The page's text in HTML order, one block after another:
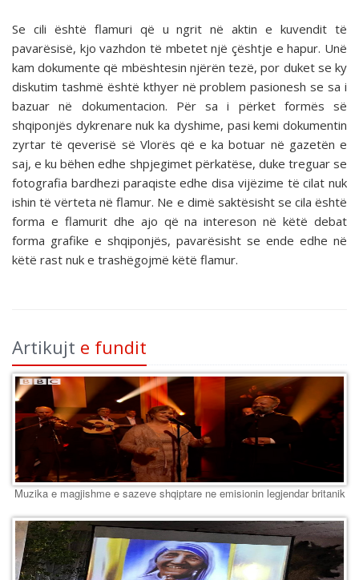
Se cili është flamuri që u ngrit në aktin e kuvendit të
pavarësisë, kjo vazhdon të mbetet një çështje e hapur. Unë
kam dokumente që mbështesin njërën tezë, por duket se ky
diskutim tashmë është kthyer në problem pasionesh se sa i
bazuar në dokumentacion. Për sa i përket formës së
shqiponjës dykrenare nuk ka dyshime, pasi kemi dokumentin
zyrtar të qeverisë së Vlorës që e ka botuar në gazetën e
saj, e ku bëhen edhe shpjegimet përkatëse, duke treguar se
fotografia bardhezi paraqiste edhe disa vijëzime të cilat nuk
ishin të vërteta në flamur. Ne e dimë saktësisht se cila është
forma e flamurit dhe ajo që na intereson në këtë debat
forma grafike e shqiponjës, pavarësisht se ende edhe në
këtë rast nuk e trashëgojmë këtë flamur.
Artikujt e fundit
Muzika e magjishme e sazeve shqiptare ne emisionin legjendar britanik